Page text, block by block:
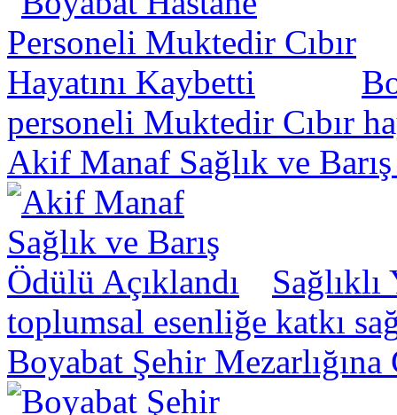
personeli Muktedir Cıbır
Akif Manaf Sağlık ve
toplumsal esenliğe katkı
Boyabat Şehir Mezarlığına